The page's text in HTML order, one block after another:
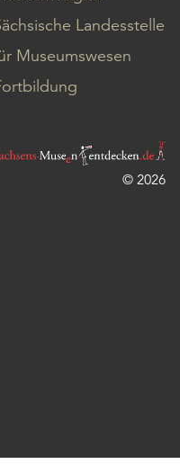
Landesstelle
Museumswesen
© 2026